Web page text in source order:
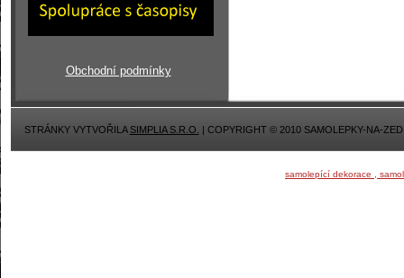
Obchodní podmínky
STRÁNKY VYTVOŘILASIMPLIA S.R.O. | COPYRIGHT © 2010 SAMOLEPKY-NA-
samolepící dekorace ,